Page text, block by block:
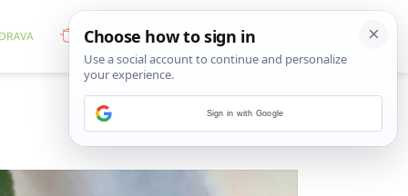
Sign in with Google